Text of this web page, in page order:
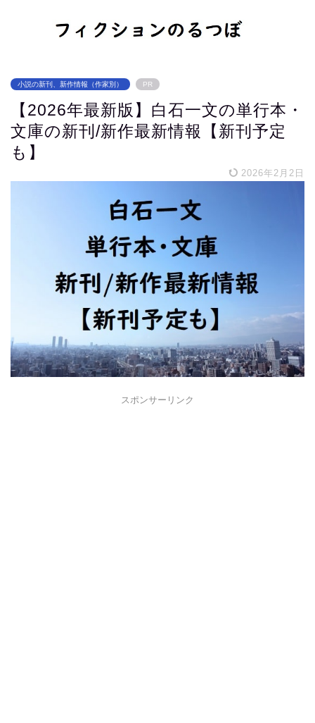
小説の新刊、新作情報（作家別） PR
【2026年最新版】白石一文の単行本・
文庫の新刊/新作最新情報【新刊予定
も】
2026年2月2日
スポンサーリンク